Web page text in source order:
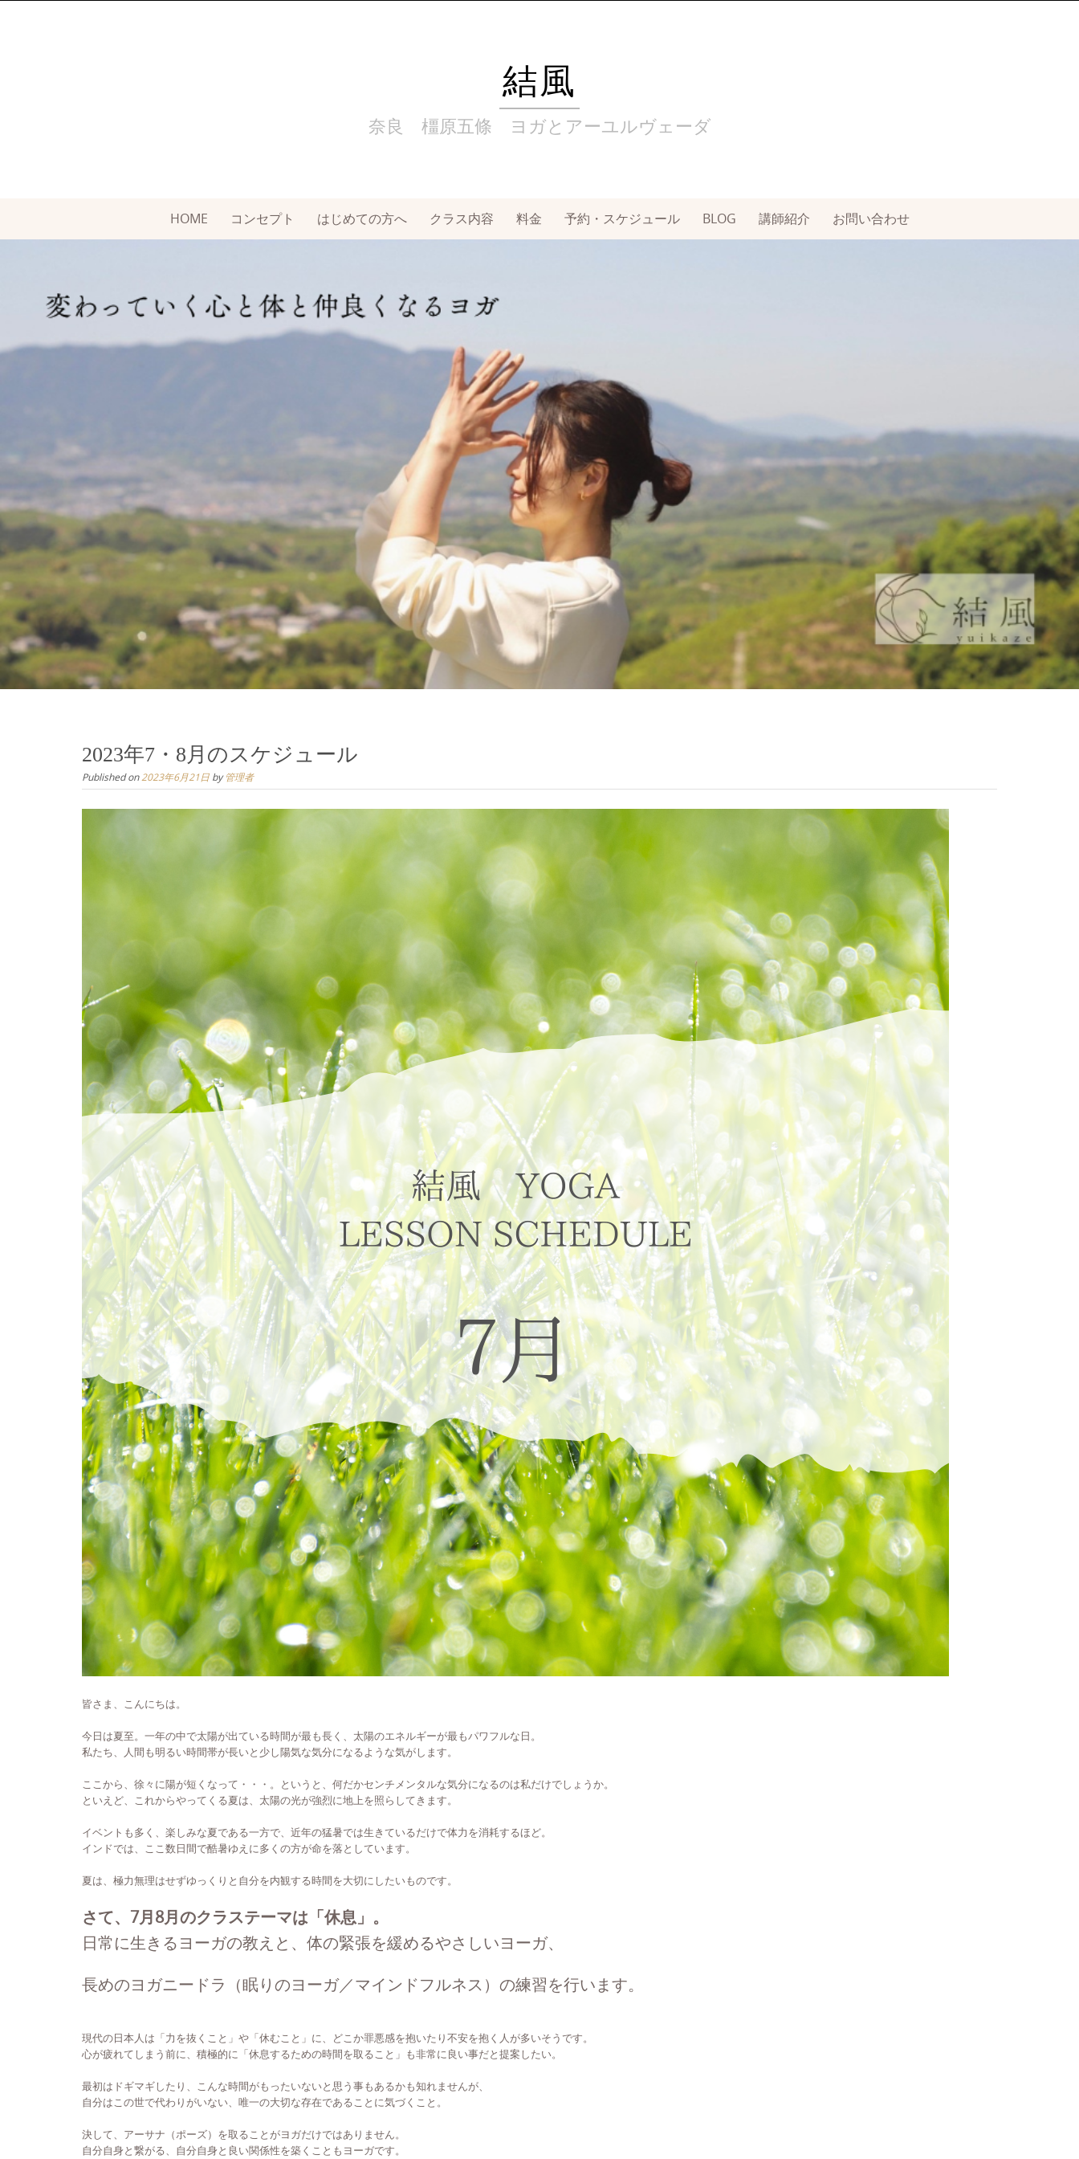
結風
奈良 橿原五條 ヨガとアーユルヴェーダ
HOME コンセプト はじめての方へ クラス内容 料金 予約・スケジュール BLOG 講師紹介 お問い合わせ
2023年7・8月のスケジュール
Published on2023年6月21日 by管理者
皆さま、こんにちは。
今日は夏至。一年の中で太陽が出ている時間が最も長く、太陽のエネルギーが最もパワフルな日。
私たち、人間も明るい時間帯が長いと少し陽気な気分になるような気がします。
ここから、徐々に陽が短くなって・・・。というと、何だかセンチメンタルな気分になるのは私だけでしょうか。
といえど、これからやってくる夏は、太陽の光が強烈に地上を照らしてきます。
イベントも多く、楽しみな夏である一方で、近年の猛暑では生きているだけで体力を消耗するほど。
インドでは、ここ数日間で酷暑ゆえに多くの方が命を落としています。
夏は、極力無理はせずゆっくりと自分を内観する時間を大切にしたいものです。
さて、7月8月のクラステーマは「休息」。
日常に生きるヨーガの教えと、体の緊張を緩めるやさしいヨーガ、
長めのヨガニードラ（眠りのヨーガ／マインドフルネス）の練習を行います。
現代の日本人は「力を抜くこと」や「休むこと」に、どこか罪悪感を抱いたり不安を抱く人が多いそうです。
心が疲れてしまう前に、積極的に「休息するための時間を取ること」も非常に良い事だと提案したい。
最初はドギマギしたり、こんな時間がもったいないと思う事もあるかも知れませんが、
自分はこの世で代わりがいない、唯一の大切な存在であることに気づくこと。
決して、アーサナ（ポーズ）を取ることがヨガだけではありません。
自分自身と繋がる、自分自身と良い関係性を築くこともヨーガです。